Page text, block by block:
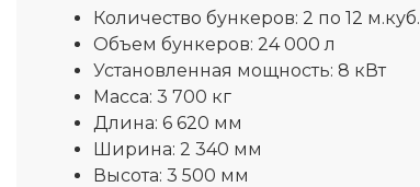
Количество бункеров: 2 по 12 м.куб.
Объем бункеров: 24 000 л
Установленная мощность: 8 кВт
Масса: 3 700 кг
Длина: 6 620 мм
Ширина: 2 340 мм
Высота: 3 500 мм